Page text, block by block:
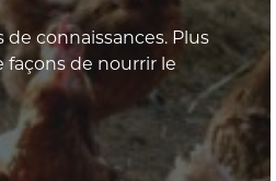
de connaissances. Plus
façons de nourrir le